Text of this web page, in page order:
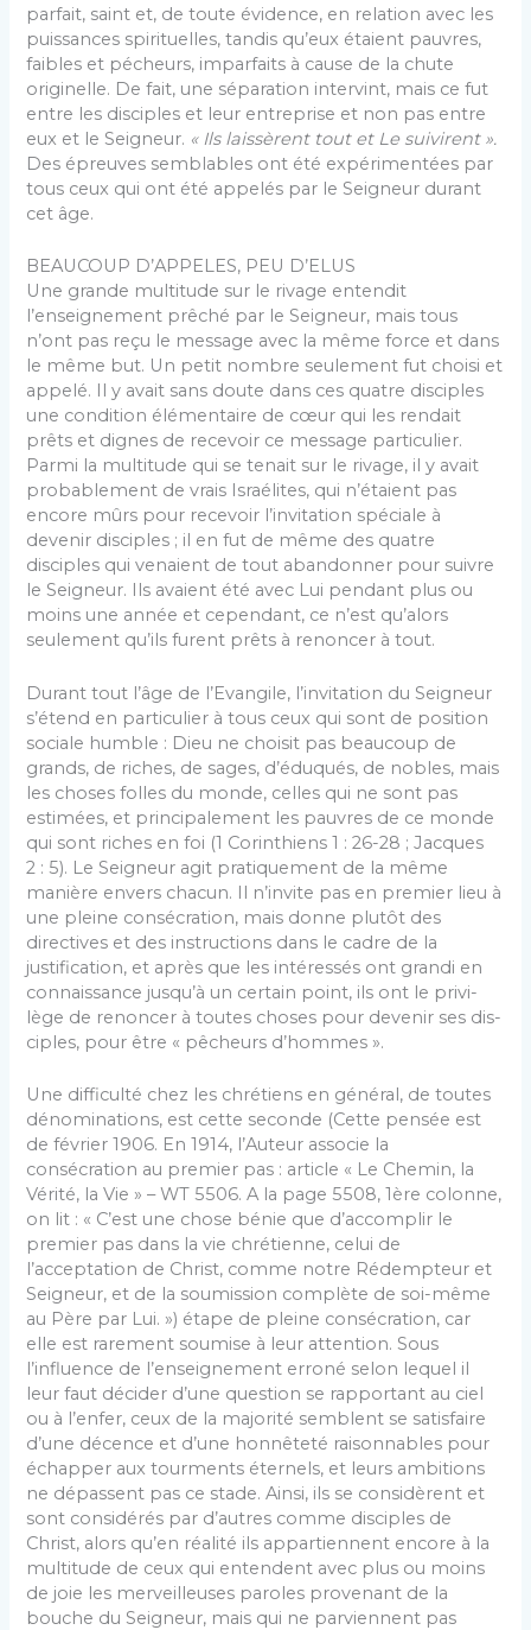
parfait, saint et, de toute évidence, en relation avec les
puissances spi­rituelles, tandis qu’eux étaient pauvres,
faibles et pé­cheurs, imparfaits à cause de la chute
originelle. De fait, une séparation intervint, mais ce fut
entre les dis­ciples et leur entreprise et non pas entre
eux et le Sei­gneur. « Ils laissèrent tout et Le suivirent ».
Des épreu­ves semblables ont été expérimentées par
tous ceux qui ont été appelés par le Seigneur durant
cet âge.
BEAUCOUP D’APPELES, PEU D’ELUS
Une grande multitude sur le rivage entendit
l’enseignement prêché par le Seigneur, mais tous
n’ont pas reçu le message avec la même force et dans
le même but. Un petit nombre seulement fut choisi et
ap­pelé. Il y avait sans doute dans ces quatre disciples
une condition élémentaire de cœur qui les rendait
prêts et dignes de recevoir ce message particulier.
Parmi la multitude qui se tenait sur le rivage, il y avait
proba­blement de vrais Israélites, qui n’étaient pas
encore mûrs pour recevoir l’invitation spéciale à
devenir disci­ples ; il en fut de même des quatre
disciples qui ve­naient de tout abandonner pour suivre
le Seigneur. Ils avaient été avec Lui pendant plus ou
moins une année et cependant, ce n’est qu’alors
seulement qu’ils furent prêts à renoncer à tout.
Durant tout l’âge de l’Evangile, l’invitation du Sei­gneur
s’étend en particulier à tous ceux qui sont de position
sociale humble : Dieu ne choisit pas beaucoup de
grands, de riches, de sages, d’éduqués, de nobles, mais
les choses folles du monde, celles qui ne sont pas
estimées, et principalement les pauvres de ce monde
qui sont riches en foi (1 Corinthiens 1 : 26-28 ; Jacques
2 : 5). Le Seigneur agit pratiquement de la même
manière envers chacun. Il n’invite pas en pre­mier lieu à
une pleine consécration, mais donne plutôt des
directives et des instructions dans le cadre de la
justification, et après que les intéressés ont grandi en
connaissance jusqu’à un certain point, ils ont le privi­
lège de renoncer à toutes choses pour devenir ses dis­
ciples, pour être « pêcheurs d’hommes ».
Une difficulté chez les chrétiens en général, de toutes
dénominations, est cette seconde (Cette pensée est
de février 1906. En 1914, l’Auteur associe la
consécration au premier pas : article « Le Chemin, la
Vérité, la Vie » – WT 5506. A la page 5508, 1ère colonne,
on lit : « C’est une chose bénie que d’accomplir le
premier pas dans la vie chrétienne, celui de
l’acceptation de Christ, comme notre Rédempteur et
Seigneur, et de la soumission complète de soi-même
au Père par Lui. ») étape de pleine consécration, car
elle est rarement soumise à leur attention. Sous
l’influence de l’enseignement er­roné selon lequel il
leur faut décider d’une question se rapportant au ciel
ou à l’enfer, ceux de la majorité semblent se satisfaire
d’une décence et d’une honnê­teté raisonnables pour
échapper aux tourments éter­nels, et leurs ambitions
ne dépassent pas ce stade. Ainsi, ils se considèrent et
sont considérés par d’autres comme disciples de
Christ, alors qu’en réalité ils ap­partiennent encore à la
multitude de ceux qui enten­dent avec plus ou moins
de joie les merveilleuses pa­roles provenant de la
bouche du Seigneur, mais qui ne parviennent pas